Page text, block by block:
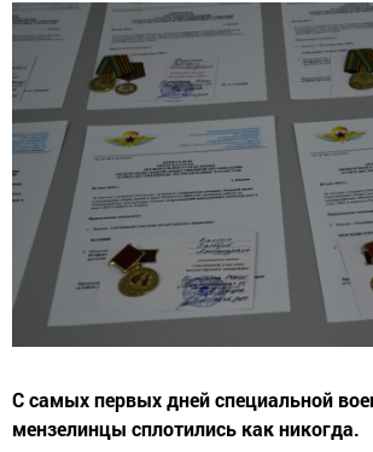
С самых первых дней специальной
мензелинцы сплотились как никогда.